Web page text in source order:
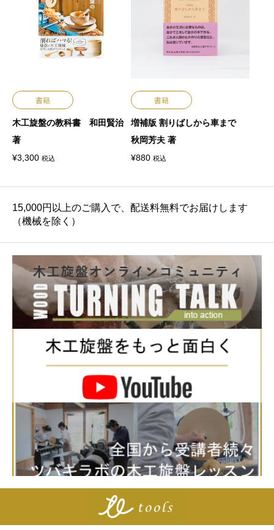
書籍
木工旋盤の教科書 和田賢治
著
¥3,300 税込
書籍
増補版 割りばしから車まで
秋岡芳夫 著
¥880 税込
15,000円以上のご購入で、配送料無料でお届けします
（機械を除く）